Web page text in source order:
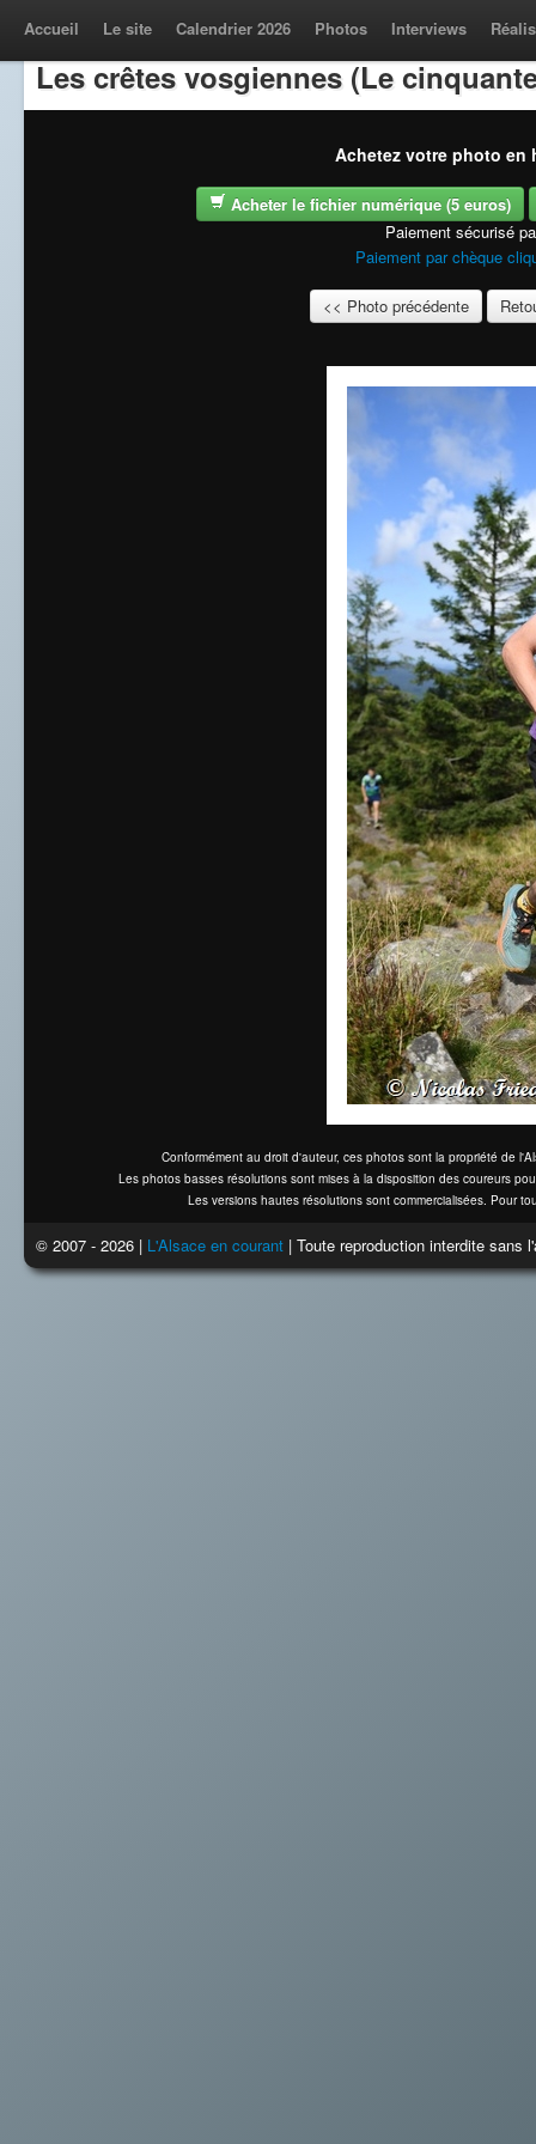
Accueil Le site Calendrier 2026 Photos Interviews
Les crêtes vosgiennes (Le
Achetez votre photo en
Acheter le fichier numérique (5 euros)
Paiement sécurisé
Paiement par chèque
<< Photo précédente
Conformément au droit d'auteur, ces photos sont la propriété de
Les photos basses résolutions sont mises à la disposition des coureurs
Les versions hautes résolutions sont commercialisées. Pour
© 2007 - 2026 | L'Alsace en courant | Toute reproduction interdite sans